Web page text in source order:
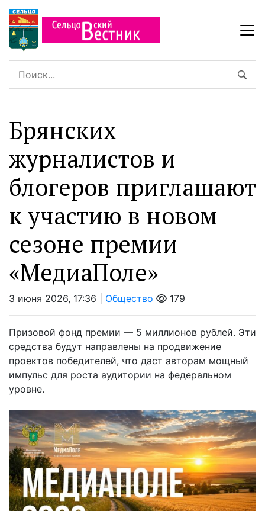
Брянских
журналистов и
блогеров приглашают
к участию в новом
сезоне премии
«МедиаПоле»
3 июня 2026, 17:36 | Общество 179
Призовой фонд премии — 5 миллионов рублей. Эти
средства будут направлены на продвижение
проектов победителей, что даст авторам мощный
импульс для роста аудитории на федеральном
уровне.